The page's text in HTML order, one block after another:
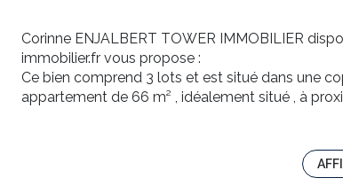
Corinne ENJALBERT TOWER IMMOBILIER
immobilier.fr vous propose :
Ce bien comprend 3 lots et est situé dans une
appartement de 66 m² , idéalement situé , à
L'immeuble dispose également d'un ascenseur
Annonce rédigée sous la responsabilité